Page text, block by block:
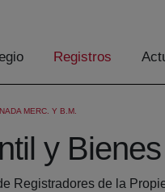
Registros
MERC. Y B.M.
y
Registradores de la